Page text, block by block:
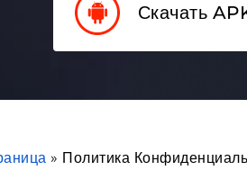
Скачать
» Политика